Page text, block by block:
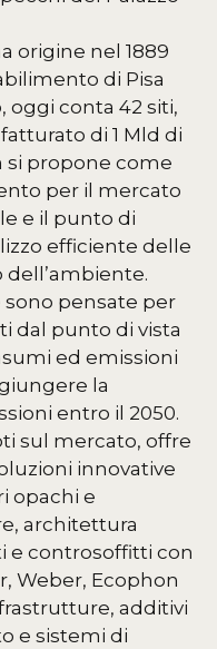
origine nel 1889
di Pisa
oggi conta 42 siti,
di 1 Mld di
si propone come
per il mercato
e il punto di
efficiente delle
pensate per
dal punto di vista
ed emissioni
la
entro il 2050.
sul mercato, offre
innovative
opachi e
architettura
e controsoffitti con
Weber, Ecophon
additivi
e sistemi di